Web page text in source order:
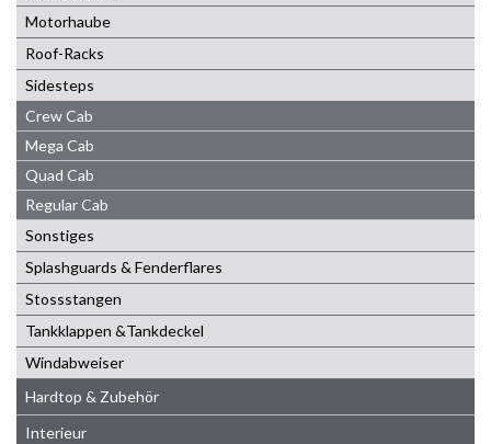
Motorhaube
Roof-Racks
Sidesteps
Crew Cab
Mega Cab
Quad Cab
Regular Cab
Sonstiges
Splashguards & Fenderflares
Stossstangen
Tankklappen &Tankdeckel
Windabweiser
Hardtop & Zubehör
Interieur